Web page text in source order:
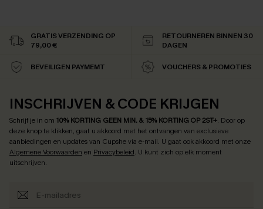
GRATIS VERZENDING OP
79,00 €
RETOURNEREN BINNEN 30
DAGEN
BEVEILIGEN PAYMEMT VOUCHERS & PROMOTIES
INSCHRIJVEN & CODE KRIJGEN
Schrijf je in om 10% KORTING GEEN MIN. & 15% KORTING OP 2ST+. Door op
deze knop te klikken, gaat u akkoord met het ontvangen van exclusieve
aanbiedingen en updates van Cupshe via e-mail. U gaat ook akkoord met onze
Algemene Voorwaarden en Privacybeleid. U kunt zich op elk moment
uitschrijven.